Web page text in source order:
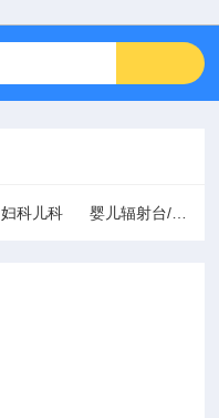
妇科儿科 婴儿辐射台/抢救台